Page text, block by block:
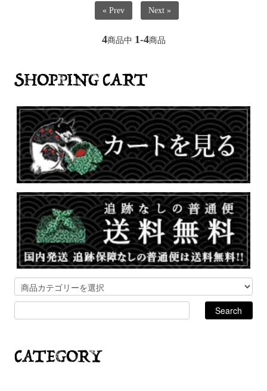
« Prev Next »
4商品中 1-4商品